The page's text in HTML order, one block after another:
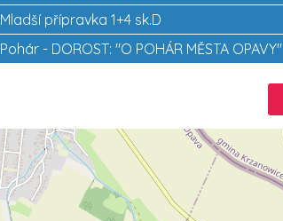
Mladší přípravka 1+4 sk.D
Pohár - DOROST: "O POHÁR MĚSTA OPAVY"